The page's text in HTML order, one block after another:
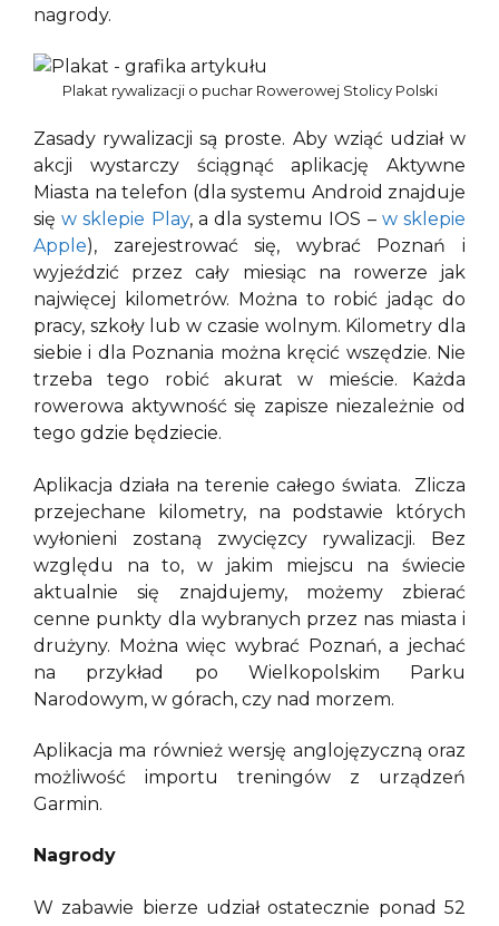
nagrody.
Plakat rywalizacji o puchar Rowerowej Stolicy Polski
Zasady rywalizacji są proste. Aby wziąć udział w
akcji wystarczy ściągnąć aplikację Aktywne
Miasta na telefon (dla systemu Android znajduje
sięw sklepie Play, a dla systemu IOS – w sklepie
Apple), zarejestrować się, wybrać Poznań i
wyjeździć przez cały miesiąc na rowerze jak
najwięcej kilometrów. Można to robić jadąc do
pracy, szkoły lub w czasie wolnym. Kilometry dla
siebie i dla Poznania można kręcić wszędzie. Nie
trzeba tego robić akurat w mieście. Każda
rowerowa aktywność się zapisze niezależnie od
tego gdzie będziecie.
Aplikacja działa na terenie całego świata. Zlicza
przejechane kilometry, na podstawie których
wyłonieni zostaną zwycięzcy rywalizacji. Bez
względu na to, w jakim miejscu na świecie
aktualnie się znajdujemy, możemy zbierać
cenne punkty dla wybranych przez nas miasta i
drużyny. Można więc wybrać Poznań, a jechać
na przykład po Wielkopolskim Parku
Narodowym, w górach, czy nad morzem.
Aplikacja ma również wersję anglojęzyczną oraz
możliwość importu treningów z urządzeń
Garmin.
Nagrody
W zabawie bierze udział ostatecznie ponad 52